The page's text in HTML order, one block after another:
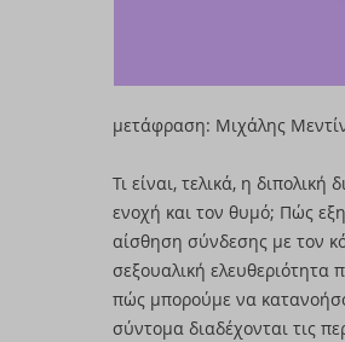
μετάφραση: Μιχάλης
Τι είναι, τελικά, η
ενοχή και τον θυμό; Πώς
αίσθηση σύνδεσης με τον
σεξουαλική ελευθεριότητα
πώς μπορούμε να
σύντομα διαδέχονται τις